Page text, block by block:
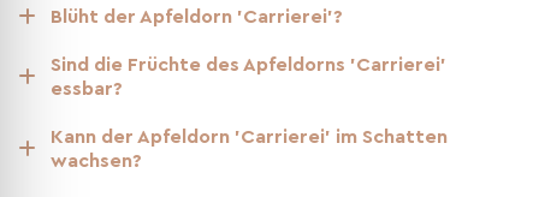
Blüht der Apfeldorn 'Carrierei'?
Sind die Früchte des Apfeldorns 'Carrierei'
essbar?
Kann der Apfeldorn 'Carrierei' im Schatten
wachsen?